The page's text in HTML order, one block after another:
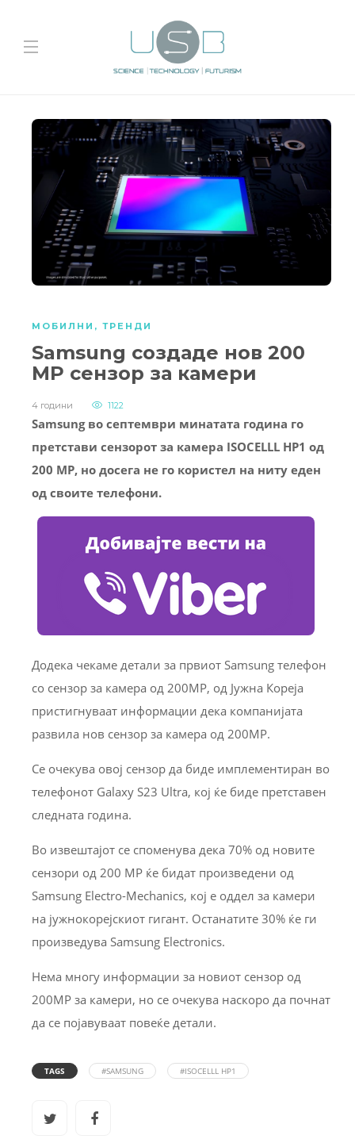
МОБИЛНИ , ТРЕНДИ
Samsung создаде нов 200
MP сензор за камери
4 години 1122
Samsung во септември минатата година го
претстави сензорот за камера ISOCELLL HP1 од
200 MP, но досега не го користел на ниту еден
од своите телефони.
Додека чекаме детали за првиот Samsung телефон
со сензор за камера од 200MP, од Јужна Кореја
пристигнуваат информации дека компанијата
развила нов сензор за камера од 200MP.
Се очекува овој сензор да биде имплементиран во
телефонот Galaxy S23 Ultra, кој ќе биде претставен
следната година.
Во извештајот се споменува дека 70% од новите
сензори од 200 MP ќе бидат произведени од
Samsung Electro-Mechanics, кој е оддел за камери
на јужнокорејскиот гигант. Останатите 30% ќе ги
произведува Samsung Electronics.
Нема многу информации за новиот сензор од
200MP за камери, но се очекува наскоро да почнат
да се појавуваат повеќе детали.
TAGS #SAMSUNG #ISOCELLL HP1